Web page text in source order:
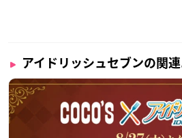
アイドリッシュセブンの関